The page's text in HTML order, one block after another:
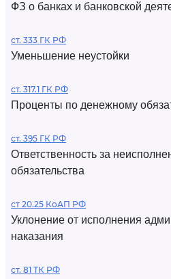
ФЗ о банках и банковской
ст. 333 ГК РФ
Уменьшение неустойки
ст. 317.1 ГК РФ
Проценты по денежному
ст. 395 ГК РФ
Ответственность за
обязательства
ст 20.25 КоАП РФ
Уклонение от исполнения
наказания
ст. 81 ТК РФ